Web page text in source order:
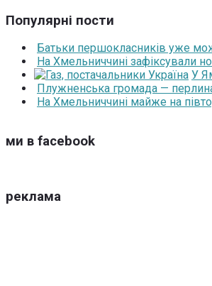
Популярні пости
Батьки першокласників уже
На Хмельниччині зафіксували
У
Плужненська громада — перлина
На Хмельниччині майже на
ми в facebook
реклама